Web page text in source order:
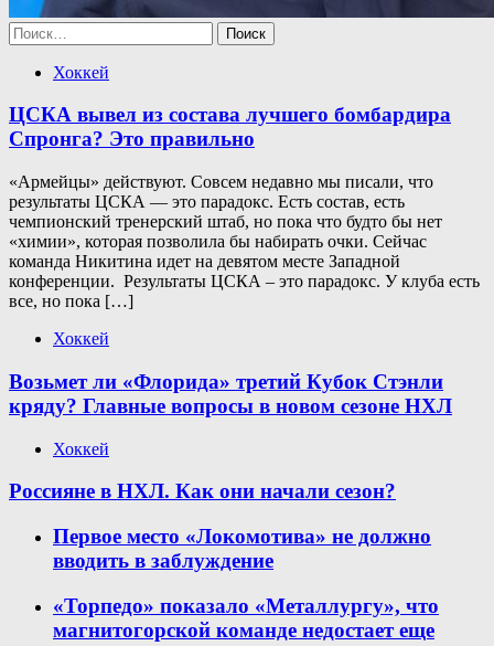
Найти:
Хоккей
ЦСКА вывел из состава лучшего бомбардира
Спронга? Это правильно
«Армейцы» действуют. Совсем недавно мы писали, что
результаты ЦСКА — это парадокс. Есть состав, есть
чемпионский тренерский штаб, но пока что будто бы нет
«химии», которая позволила бы набирать очки. Сейчас
команда Никитина идет на девятом месте Западной
конференции. Результаты ЦСКА – это парадокс. У клуба есть
все, но пока […]
Хоккей
Возьмет ли «Флорида» третий Кубок Стэнли
кряду? Главные вопросы в новом сезоне НХЛ
Хоккей
Россияне в НХЛ. Как они начали сезон?
Первое место «Локомотива» не должно
вводить в заблуждение
«Торпедо» показало «Металлургу», что
магнитогорской команде недостает еще